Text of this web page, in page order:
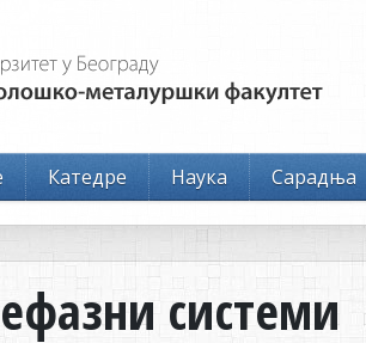
Катедре Наука Сарадња
системи